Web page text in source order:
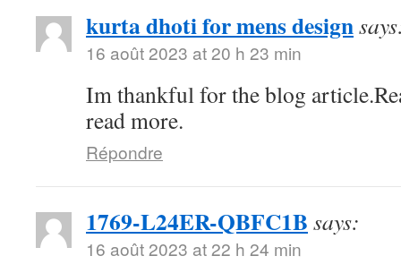
kurta dhoti for mens design
16 août 2023 at 20 h 23 min
Im thankful for the blog
read more.
Répondre
1769-L24ER-QBFC1B says:
16 août 2023 at 22 h 24 min